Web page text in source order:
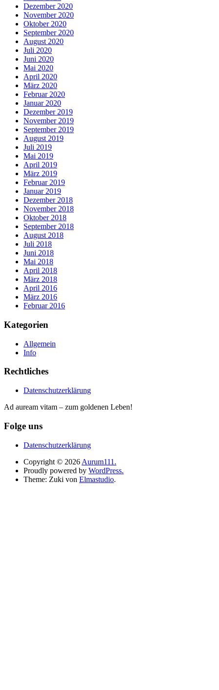
Dezember 2020
November 2020
Oktober 2020
September 2020
August 2020
Juli 2020
Juni 2020
Mai 2020
April 2020
März 2020
Februar 2020
Januar 2020
Dezember 2019
November 2019
September 2019
August 2019
Juli 2019
Mai 2019
April 2019
März 2019
Februar 2019
Januar 2019
Dezember 2018
November 2018
Oktober 2018
September 2018
August 2018
Juli 2018
Juni 2018
Mai 2018
April 2018
März 2018
April 2016
März 2016
Februar 2016
Kategorien
Allgemein
Info
Rechtliches
Datenschutzerklärung
Ad auream vitam – zum goldenen Leben!
Folge uns
Datenschutzerklärung
Copyright © 2026 Aurum111.
Proudly powered by WordPress.
Theme: Zuki von Elmastudio.